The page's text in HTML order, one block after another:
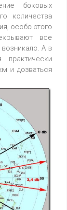
боковых
количества
особо этого
все
А в
практически
и дозваться